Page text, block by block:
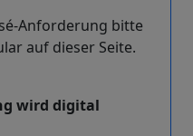
Anforderung bitte
auf dieser Seite.
wird digital